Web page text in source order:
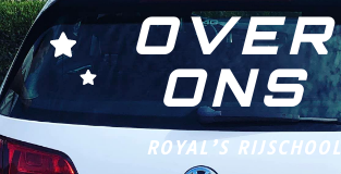
OVER
ONS
ROYAL’S RIJSCHOOL